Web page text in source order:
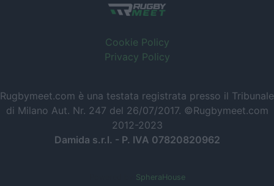
Cookie Policy
Privacy Policy
Rugbymeet.com è una testata registrata presso il Tribunale
di Milano Aut. Nr. 247 del 26/07/2017. ©Rugbymeet.com
2012-2023
Damida s.r.l. - P. IVA 07820820962
SpheraHouse